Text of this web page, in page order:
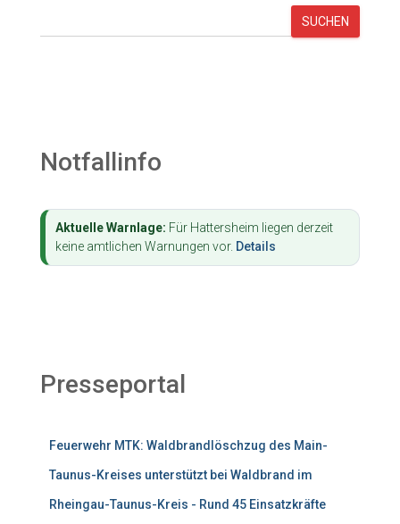
SUCHEN
Notfallinfo
Aktuelle Warnlage: Für Hattersheim liegen derzeit
keine amtlichen Warnungen vor. Details
Presseportal
Feuerwehr MTK: Waldbrandlöschzug des Main-
Taunus-Kreises unterstützt bei Waldbrand im
Rheingau-Taunus-Kreis - Rund 45 Einsatzkräfte